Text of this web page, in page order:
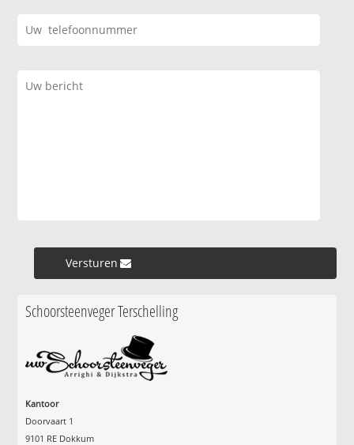
Versturen »
Schoorsteenveger Terschelling
Kantoor
Doorvaart 1
9101 RE Dokkum